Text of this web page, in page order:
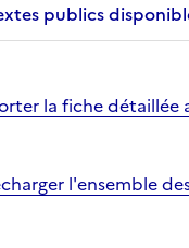
publics
la fiche détaillée
l'ensemble